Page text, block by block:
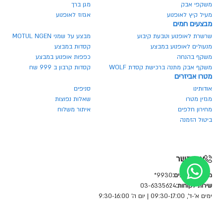
משקפי אבק
מגן ברך
מעיל קיץ לאופנוע
אגזוז לאופנוע
מבצעים חמים
שרשרת לאופנוע וטבעת קיבוע
מבצע על שמני MOTUL NGEN
מנעולים לאופנוע במבצע
קסדות במבצע
משקף בהנחה
כפפות אופנוע במבצע
משקף אבק מתנה ברכישת קסדת WOLF
קסדות קרבון ב 999 שח
מטרו אביזרים
אודותינו
סניפים
מגזין מטרו
שאלות נפוצות
מחירון חלפים
איתור משלוח
ביטול הזמנה
צור קשר
מחלקת חלפים:9930*
שירות לקוחות:03-6335624
ימים א'-ד', 09:30-17:00 | יום ה' 9:30-16:00